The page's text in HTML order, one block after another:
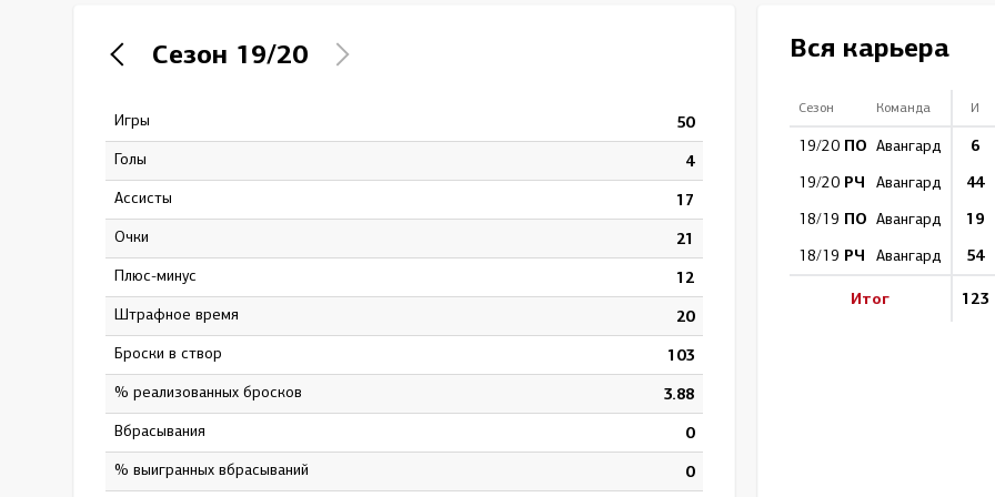
Северсталь
Сезон 19/20
Игры 50
Голы 4
Ассисты 17
Очки 21
Плюс-минус 12
штрафное время 20
Броски в створ 103
% реализованных бросков 3.88
Вбрасывания 0
% выигранных вбрасываний 0
Вся карьера
Сезон Команда И
19/20 ПО Авангард 6
19/20 РЧ Авангард 44
18/19 ПО Авангард 19
18/19 РЧ Авангард 54
Итог 123